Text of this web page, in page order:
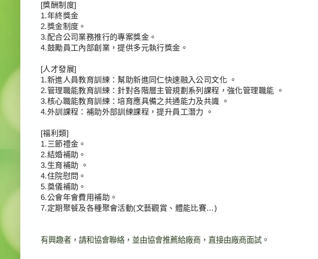
[獎酬制度]
1.年終獎金
2.獎金制度。
3.配合公司業務推行的專案獎金。
4.鼓勵員工內部創業，提供多元執行獎金。
[人才發展]
1.新進人員教育訓練：幫助新進同仁快速融入公司文化 。
2.管理職能教育訓練：針對各階層主管規劃系列課程，強化管理職能 。
3.核心職能教育訓練：培育應具備之共通能力及共識 。
4.外訓課程：補助外部訓練課程，提升員工潛力 。
[福利類]
1.三節禮金。
2.結婚補助。
3.生育補助 。
4.住院慰問。
5.奠儀補助。
6.公會年會費用補助。
7.定期聚餐及各種聚會活動(文藝觀賞、體能比賽…)
有興趣者，請和協會聯絡，並由協會推薦給廠商，直接由廠商面試。